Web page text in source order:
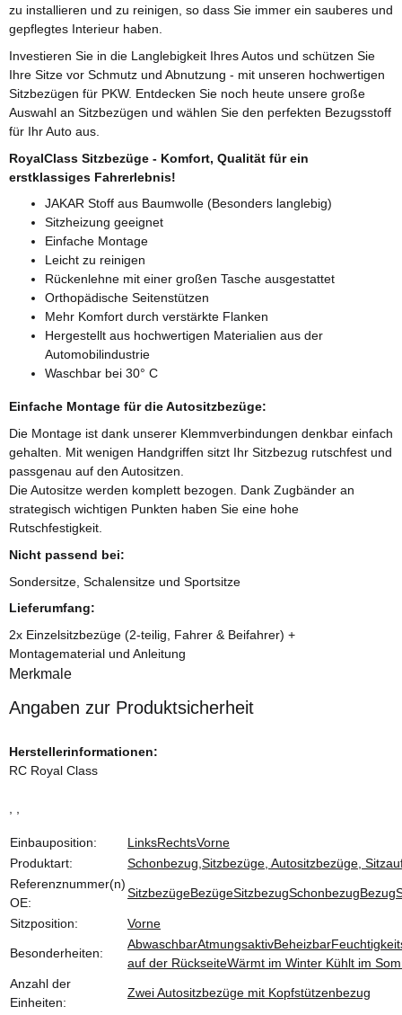
zu installieren und zu reinigen, so dass Sie immer ein sauberes und
gepflegtes Interieur haben.
Investieren Sie in die Langlebigkeit Ihres Autos und schützen Sie
Ihre Sitze vor Schmutz und Abnutzung - mit unseren hochwertigen
Sitzbezügen für PKW. Entdecken Sie noch heute unsere große
Auswahl an Sitzbezügen und wählen Sie den perfekten Bezugsstoff
für Ihr Auto aus.
RoyalClass Sitzbezüge - Komfort, Qualität für ein
erstklassiges Fahrerlebnis!
JAKAR Stoff aus Baumwolle (Besonders langlebig)
Sitzheizung geeignet
Einfache Montage
Leicht zu reinigen
Rückenlehne mit einer großen Tasche ausgestattet
Orthopädische Seitenstützen
Mehr Komfort durch verstärkte Flanken
Hergestellt aus hochwertigen Materialien aus der
Automobilindustrie
Waschbar bei 30° C
Einfache Montage für die Autositzbezüge:
Die Montage ist dank unserer Klemmverbindungen denkbar einfach
gehalten. Mit wenigen Handgriffen sitzt Ihr Sitzbezug rutschfest und
passgenau auf den Autositzen.
Die Autositze werden komplett bezogen. Dank Zugbänder an
strategisch wichtigen Punkten haben Sie eine hohe
Rutschfestigkeit.
Nicht passend bei:
Sondersitze, Schalensitze und Sportsitze
Lieferumfang:
2x Einzelsitzbezüge (2-teilig, Fahrer & Beifahrer) +
Montagematerial und Anleitung
Merkmale
Angaben zur Produktsicherheit
Herstellerinformationen:
RC Royal Class
Produkteigenschaft
Wert
Einbauposition: LinksRechtsVorne
Produktart:
Schonbezug,Sitzbezüge, Autositzbezüge,
Referenznummer(n)
OE:
SitzbezügeBezügeSitzbezugSchonbezugBezug
Sitzposition: Vorne
Besonderheiten:
AbwaschbarAtmungsaktivBeheizbar
auf der RückseiteWärmt im Winter Kühlt im
Anzahl der
Einheiten:
Zwei Autositzbezüge mit Kopfstützenbezug